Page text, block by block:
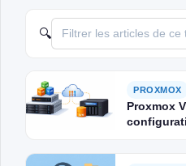
🔍
PROXMOX
Proxmox